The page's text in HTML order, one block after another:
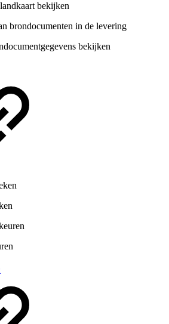
bekijken
brondocumenten in de levering
bekijken